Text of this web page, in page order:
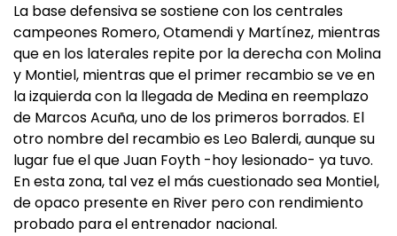
La base defensiva se sostiene con los centrales
campeones Romero, Otamendi y Martínez, mientras
que en los laterales repite por la derecha con Molina
y Montiel, mientras que el primer recambio se ve en
la izquierda con la llegada de Medina en reemplazo
de Marcos Acuña, uno de los primeros borrados. El
otro nombre del recambio es Leo Balerdi, aunque su
lugar fue el que Juan Foyth -hoy lesionado- ya tuvo.
En esta zona, tal vez el más cuestionado sea Montiel,
de opaco presente en River pero con rendimiento
probado para el entrenador nacional.